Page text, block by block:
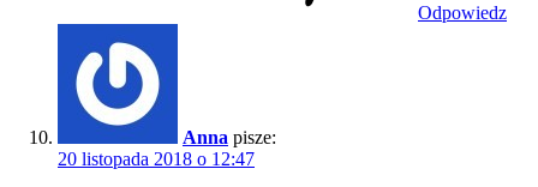
Odpowiedz
Anna pisze:
20 listopada 2018 o 12:47